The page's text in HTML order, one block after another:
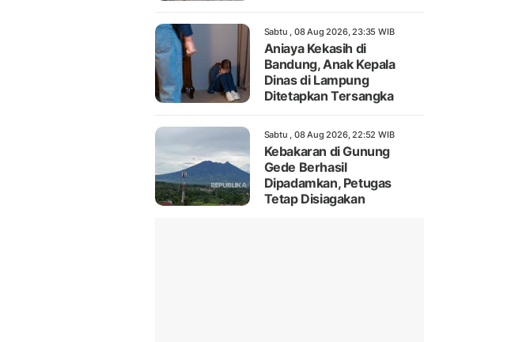
Sabtu , 08 Aug 2026, 23:35 WIB
Aniaya Kekasih di
Bandung, Anak Kepala
Dinas di Lampung
Ditetapkan Tersangka
Sabtu , 08 Aug 2026, 22:52 WIB
Kebakaran di Gunung
Gede Berhasil
Dipadamkan, Petugas
Tetap Disiagakan